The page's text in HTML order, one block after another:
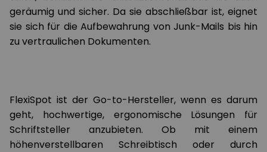
geräumig und sicher. Da sie abschließbar ist, eignet
sie sich für die Aufbewahrung von Junk-Mails bis hin
zu vertraulichen Dokumenten.
FlexiSpot ist der Go-to-Hersteller, wenn es darum
geht, hochwertige, ergonomische Lösungen für
Schriftsteller anzubieten. Ob mit einem
höhenverstellbaren Schreibtisch oder durch